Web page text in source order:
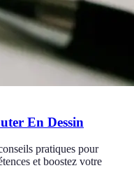
En Dessin
pratiques pour
et boostez votre